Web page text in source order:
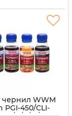
чернил WWM
PGI-450/CLI-